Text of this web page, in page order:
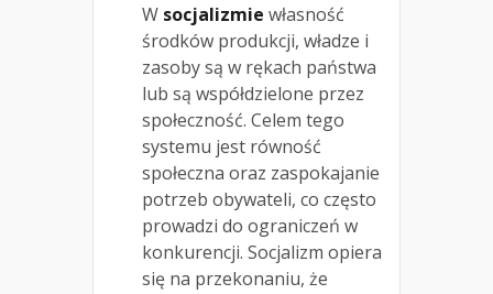
W socjalizmie własność
środków produkcji, władze i
zasoby są w rękach państwa
lub są współdzielone przez
społeczność. Celem tego
systemu jest równość
społeczna oraz zaspokajanie
potrzeb obywateli, co często
prowadzi do ograniczeń w
konkurencji. Socjalizm opiera
się na przekonaniu, że